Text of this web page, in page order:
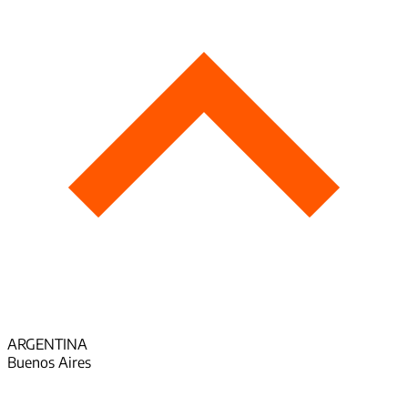
ARGENTINA
Buenos Aires